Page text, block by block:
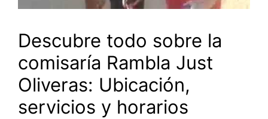
Descubre todo sobre la
comisaría Rambla Just
Oliveras: Ubicación,
servicios y horarios